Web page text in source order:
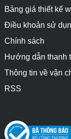
Bảng giá thiết kế
Điều khoản sử
Chính sách
Hướng dẫn thanh
Thông tin về vận
RSS